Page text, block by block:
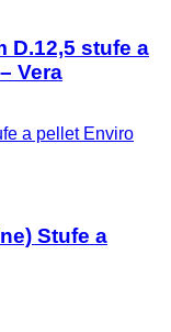
D.12,5 stufe a
Vera
Stufe a